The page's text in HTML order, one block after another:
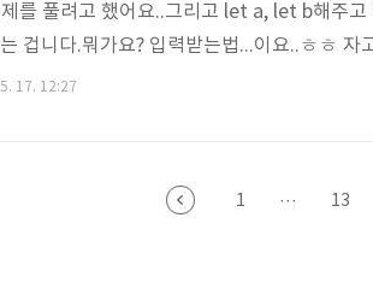
를 풀려고 했어요..그리고 let a, let b해주고
겁니다.뭐가요? 입력받는법...이요..ㅎㅎ 자
배우잖아요???????Hello World! 출력 한
정도는 알아두자구요..!! 자, 일단 결론은
17. 12:27
1 ··· 13